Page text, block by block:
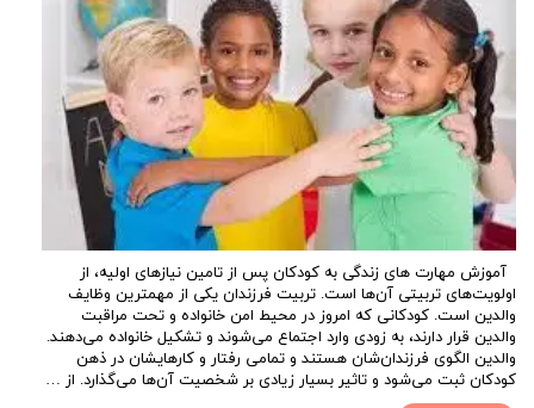
آموزش مهارت های زندگی به کودکان پس از تامین نیازهای اولیه، از
اولویت‌های تربیتی آن‌ها است. تربیت فرزندان یکی از مهمترین وظایف
والدین است. کودکانی که امروز در محیط امن خانواده و تحت مراقبت
والدین قرار دارند، به زودی وارد اجتماع می‌شوند و تشکیل خانواده می‌دهند.
والدین الگوی فرزندان‌شان هستند و تمامی رفتار و کارهایشان در ذهن
کودکان ثبت می‌شود و تاثیر بسیار زیادی بر شخصیت آن‌ها می‎‌گذارد. از …